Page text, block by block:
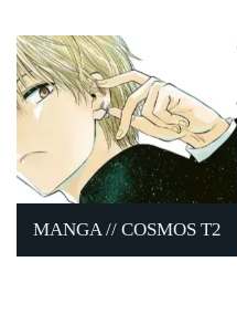
MANGA // COSMOS T2